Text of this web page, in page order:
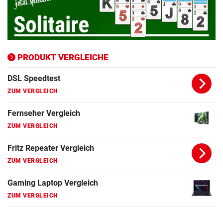
PRODUKT VERGLEICHE
Apple Macbook Vergleich
ZUM VERGLEICH
Bluetooth Lautsprecher Vergleich
ZUM VERGLEICH
DSL Speedtest
ZUM VERGLEICH
Fernseher Vergleich
ZUM VERGLEICH
Fritz Repeater Vergleich
ZUM VERGLEICH
Gaming Laptop Vergleich
ZUM VERGLEICH